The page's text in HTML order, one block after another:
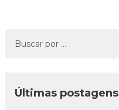
Últimas postagens